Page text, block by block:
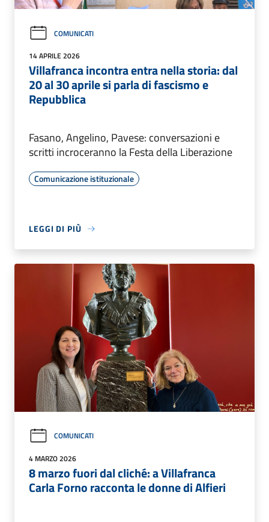
COMUNICATI
14 APRILE 2026
Villafranca incontra entra nella storia: dal
20 al 30 aprile si parla di fascismo e
Repubblica
Fasano, Angelino, Pavese: conversazioni e
scritti incroceranno la Festa della Liberazione
Comunicazione istituzionale
LEGGI DI PIÙ
COMUNICATI
4 MARZO 2026
8 marzo fuori dal cliché: a Villafranca
Carla Forno racconta le donne di Alfieri